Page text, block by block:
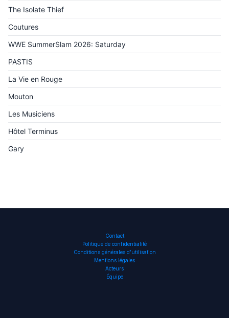
The Isolate Thief
Coutures
WWE SummerSlam 2026: Saturday
PASTIS
La Vie en Rouge
Mouton
Les Musiciens
Hôtel Terminus
Gary
Contact
Politique de confidentialité
Conditions générales d’utilisation
Mentions légales
Acteurs
Équipe